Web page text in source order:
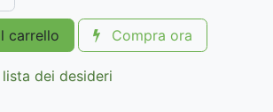
carrello Compra ora
dei desideri